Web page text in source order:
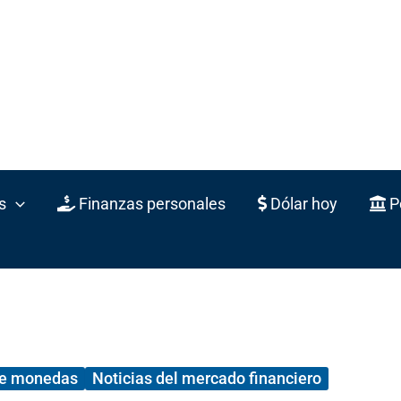
Finanzas personales Dólar hoy
monedas
Noticias del mercado financiero